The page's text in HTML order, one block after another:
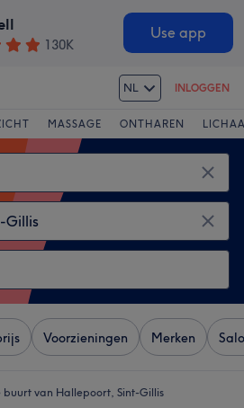
130K
Use app
NL INLOGGEN
MASSAGE ONTHAREN
Voorzieningen Merken
buurt van Hallepoort, Sint-Gillis